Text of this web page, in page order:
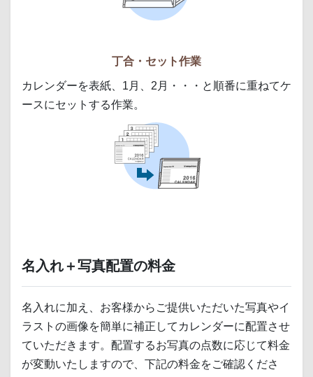
丁合・セット作業
カレンダーを表紙、1月、2月・・・と順番に重ねてケ
ースにセットする作業。
名入れ＋写真配置の料金
名入れに加え、お客様からご提供いただいた写真やイ
ラストの画像を簡単に補正してカレンダーに配置させ
ていただきます。配置するお写真の点数に応じて料金
が変動いたしますので、下記の料金をご確認くださ